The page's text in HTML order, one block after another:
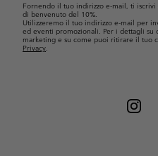
Fornendo il tuo indirizzo e-mail, ti
di benvenuto del 10%.
Utilizzeremo il tuo indirizzo e-mail per
ed eventi promozionali. Per i dettagli
marketing e su come puoi ritirare il tuo
Privacy.